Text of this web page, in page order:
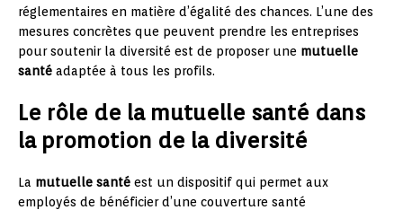
réglementaires en matière d’égalité des chances. L’une des
mesures concrètes que peuvent prendre les entreprises
pour soutenir la diversité est de proposer une mutuelle
santé adaptée à tous les profils.
Le rôle de la mutuelle santé dans
la promotion de la diversité
La mutuelle santé est un dispositif qui permet aux
employés de bénéficier d’une couverture santé